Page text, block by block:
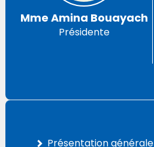
Mme Amina Bouayach
Présidente
Présentation générale